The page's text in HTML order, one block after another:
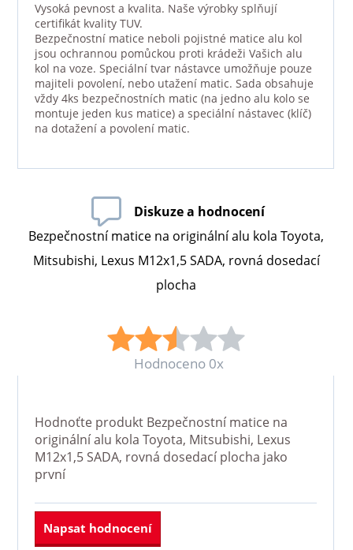
Vysoká pevnost a kvalita. Naše výrobky splňují
certifikát kvality TUV.
Bezpečnostní matice neboli pojistné matice alu kol
jsou ochrannou pomůckou proti krádeži Vašich alu
kol na voze. Speciální tvar nástavce umožňuje pouze
majiteli povolení, nebo utažení matic. Sada obsahuje
vždy 4ks bezpečnostních matic (na jedno alu kolo se
montuje jeden kus matice) a speciální nástavec (klíč)
na dotažení a povolení matic.
Diskuze a hodnocení
Bezpečnostní matice na originální alu kola Toyota,
Mitsubishi, Lexus M12x1,5 SADA, rovná dosedací
plocha
Hodnoceno 0x
Hodnoťte produkt Bezpečnostní matice na
originální alu kola Toyota, Mitsubishi, Lexus
M12x1,5 SADA, rovná dosedací plocha jako
první
Napsat hodnocení